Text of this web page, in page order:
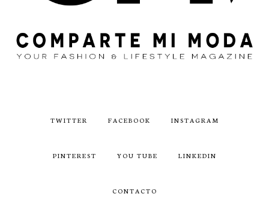
TWITTER FACEBOOK INSTAGRAM
PINTEREST YOU TUBE LINKEDIN
CONTACTO